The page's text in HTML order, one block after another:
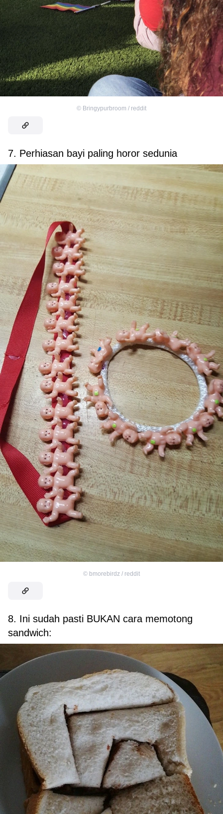
© Bringypurbroom / reddit
7. Perhiasan bayi paling horor sedunia
© bmorebirdz / reddit
8. Ini sudah pasti BUKAN cara memotong
sandwich: